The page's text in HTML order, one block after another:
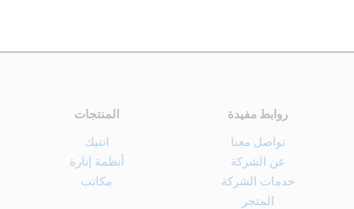
المنتجات
انتيك
أنظمة إنارة
مكاتب
روابط مفيدة
تواصل معنا
عن الشركة
خدمات الشركة
المتجر